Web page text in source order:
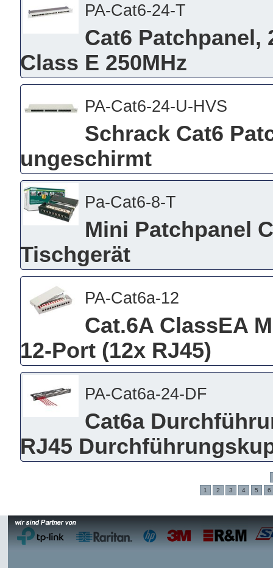
PA-Cat6-24-T
Cat6 Patchpanel,
Class E 250MHz
PA-Cat6-24-U-HVS
Schrack Cat6
ungeschirmt
Pa-Cat6-8-T
Mini Patchpanel
Tischgerät
PA-Cat6a-12
Cat.6A ClassEA
12-Port (12x RJ45)
PA-Cat6a-24-DF
Cat6a
RJ45
1 2 3 4 5 6